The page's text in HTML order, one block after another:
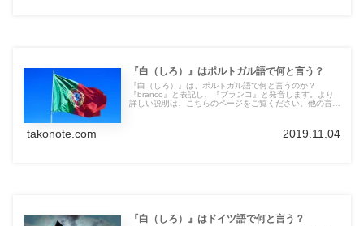
『白（しろ）』はポルトガル語で何と言う？
『白（しろ）』は、ポルトガル語で何と言うのか？
『branco』と表記し、『ブランコ』と発音します。より
詳しい説明は、こちらのページをご覧ください。他の言語
takonote.com 2019.11.04
『白（しろ）』はドイツ語で何と言う？